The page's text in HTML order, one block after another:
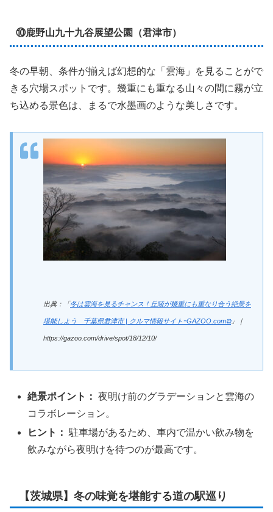
⑩鹿野山九十九谷展望公園（君津市）
冬の早朝、条件が揃えば幻想的な「雲海」を見ることがで
きる穴場スポットです。幾重にも重なる山々の間に霧が立
ち込める景色は、まるで水墨画のような美しさです。
出典：「 冬は雲海を見るチャンス！丘陵が幾重にも重なり合う絶景を
堪能しよう 千葉県君津市 | クルマ情報サイトｰGAZOO.com⧉」｜
https://gazoo.com/drive/spot/18/12/10/
絶景ポイント： 夜明け前のグラデーションと雲海の
コラボレーション。
ヒント： 駐車場があるため、車内で温かい飲み物を
飲みながら夜明けを待つのが最高です。
【茨城県】冬の味覚を堪能する道の駅巡り